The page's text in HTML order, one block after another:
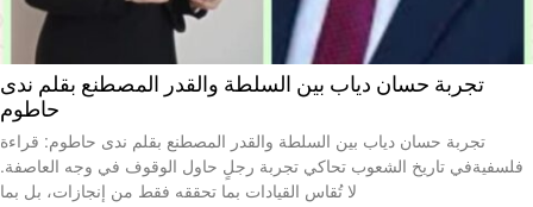
تجربة حسان دياب بين السلطة والقدر المصطنع بقلم ندى
حاطوم
تجربة حسان دياب بين السلطة والقدر المصطنع بقلم ندى حاطوم: قراءة
فلسفيةفي تاريخ الشعوب تحاكي تجربة رجلٍ حاول الوقوف في وجه العاصفة.
لا تُقاس القيادات بما تحققه فقط من إنجازات، بل بما